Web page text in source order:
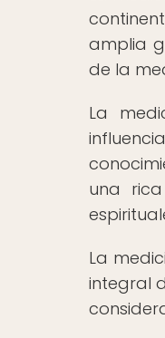
amplia
de la
La
una
La
integral